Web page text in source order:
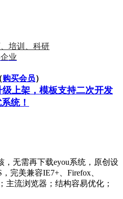
培训、科研
业
购买会员）
上架，模板支持二次开发
统！
，无需再下载eyou系统，原创设
完美兼容IE7+、Firefox、
主流浏览器；结构容易优化；